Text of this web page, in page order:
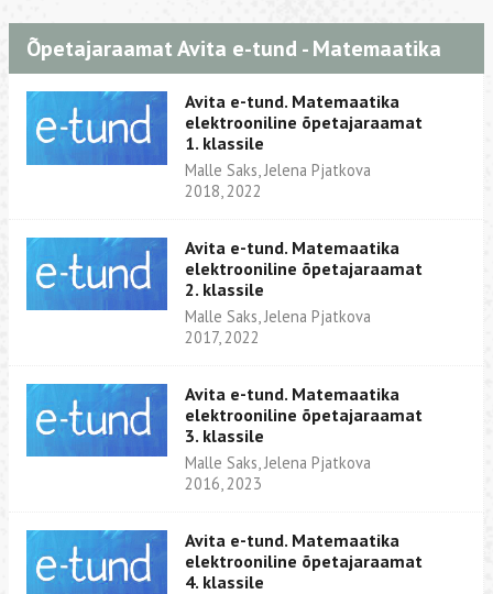
Õpetajaraamat Avita e-tund - Matemaatika
Avita e-tund. Matemaatika
elektrooniline õpetajaraamat
1. klassile
Malle Saks, Jelena Pjatkova
2018, 2022
Avita e-tund. Matemaatika
elektrooniline õpetajaraamat
2. klassile
Malle Saks, Jelena Pjatkova
2017, 2022
Avita e-tund. Matemaatika
elektrooniline õpetajaraamat
3. klassile
Malle Saks, Jelena Pjatkova
2016, 2023
Avita e-tund. Matemaatika
elektrooniline õpetajaraamat
4. klassile